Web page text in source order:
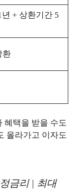
+ 상환기간 5
환
혜택을 받을 수도
올라가고 이자도
금리 | 최대